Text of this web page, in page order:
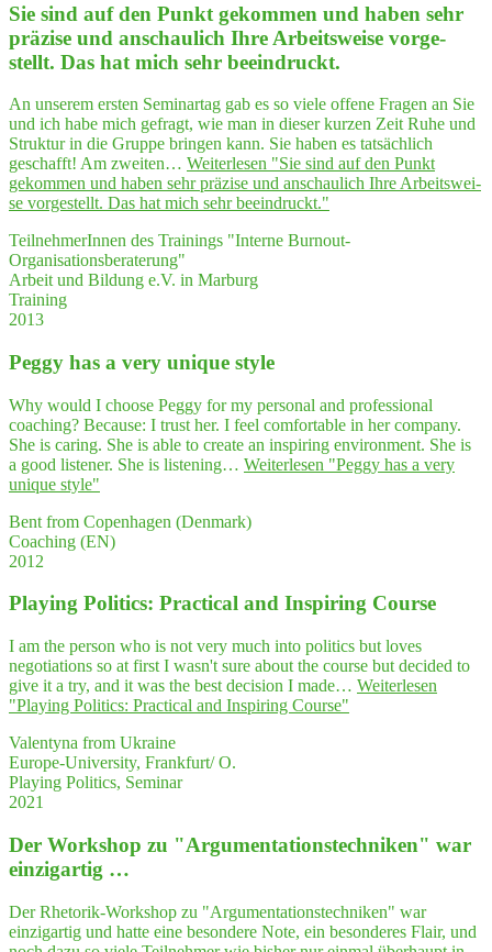
Sie sind auf den Punkt gekom­men und haben sehr
prä­zi­se und anschau­lich Ihre Arbeits­wei­se vor­ge­
stellt. Das hat mich sehr beeindruckt.
An unserem ersten Seminartag gab es so viele offene Fragen an Sie
und ich habe mich gefragt, wie man in dieser kurzen Zeit Ruhe und
Struktur in die Gruppe bringen kann. Sie haben es tatsächlich
geschafft! Am zweiten… Weiterlesen "Sie sind auf den Punkt
gekom­men und haben sehr prä­zi­se und anschau­lich Ihre Arbeits­wei­
se vor­ge­stellt. Das hat mich sehr beeindruckt."
TeilnehmerInnen des Trainings "Interne Burnout-
Organisationsberaterung"
Arbeit und Bildung e.V. in Marburg
Training
2013
Peg­gy has a very uni­que style
Why would I choose Peggy for my personal and professional
coaching? Because: I trust her. I feel comfortable in her company.
She is caring. She is able to create an inspiring environment. She is
a good listener. She is listening… Weiterlesen "Peg­gy has a very
uni­que style"
Bent from Copenhagen (Denmark)
Coaching (EN)
2012
Play­ing Poli­tics: Prac­ti­cal and Inspi­ring Course
I am the person who is not very much into politics but loves
negotiations so at first I wasn't sure about the course but decided to
give it a try, and it was the best decision I made… Weiterlesen
"Play­ing Poli­tics: Prac­ti­cal and Inspi­ring Course"
Valentyna from Ukraine
Europe-University, Frankfurt/ O.
Playing Politics, Seminar
2021
Der Work­shop zu "Argumentations­techniken" war
einzigartig …
Der Rhetorik-Workshop zu "Argumentationstechniken" war
einzigartig und hatte eine besondere Note, ein besonderes Flair, und